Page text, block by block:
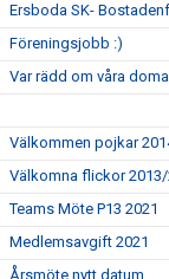
Ersboda SK-
Föreningsjobb :)
Var rädd om våra
Välkommen pojkar
Välkomna flickor
Teams Möte P13 2021
Medlemsavgift 2021
Årsmöte nytt datum